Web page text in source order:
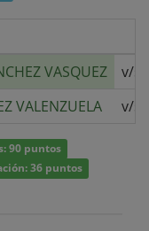
VASQUEZ
v/s
VALENZUELA v/s
90 puntos
36 puntos